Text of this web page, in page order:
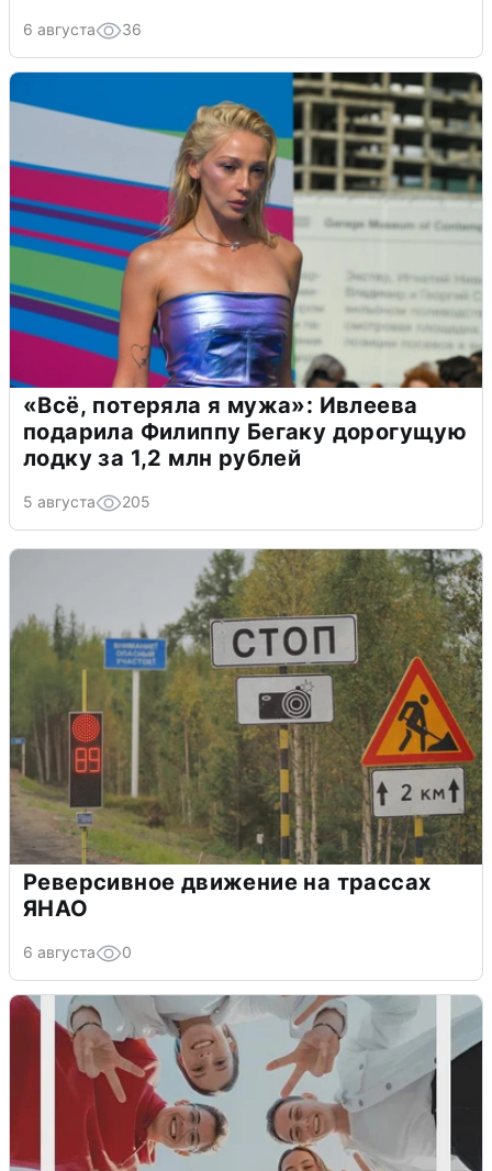
6 августа 36
«Всё, потеряла я мужа»: Ивлеева
подарила Филиппу Бегаку дорогущую
лодку за 1,2 млн рублей
5 августа 205
Реверсивное движение на трассах
ЯНАО
6 августа 0